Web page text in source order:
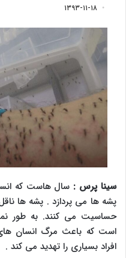
۱۳۹۳-۱۱-۱۸
سینا پرس : سال هاست که
پشه ها می پردازد . پشه ها
حساسیت می کنند. به طور
است که باعث مرگ انسان
افراد بسیاری را تهدید می کند .